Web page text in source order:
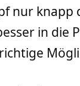
nur knapp
in die